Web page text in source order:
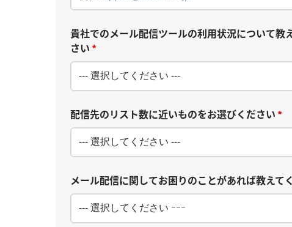
貴社でのメール配信ツールの利用状況について教
さい *
配信先のリスト数に近いものをお選びください *
メール配信に関してお困りのことがあれば教えて